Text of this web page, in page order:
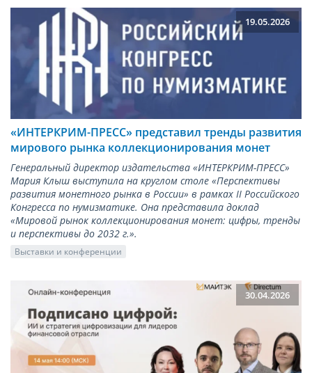
19.05.2026
«ИНТЕРКРИМ-ПРЕСС» представил тренды развития
мирового рынка коллекционирования монет
Генеральный директор издательства «ИНТЕРКРИМ-ПРЕСС»
Мария Клыш выступила на круглом столе «Перспективы
развития монетного рынка в России» в рамках II Российского
Конгресса по нумизматике. Она представила доклад
«Мировой рынок коллекционирования монет: цифры, тренды
и перспективы до 2032 г.».
Выставки и конференции
30.04.2026